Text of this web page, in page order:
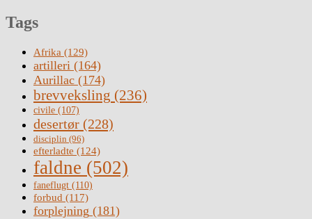
Tags
Afrika (129)
artilleri (164)
Aurillac (174)
brevveksling (236)
civile (107)
desertør (228)
disciplin (96)
efterladte (124)
faldne (502)
faneflugt (110)
forbud (117)
forplejning (181)